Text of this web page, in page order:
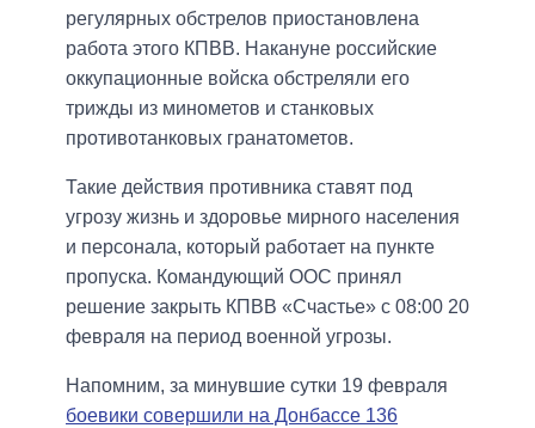
регулярных обстрелов приостановлена
работа этого КПВВ. Накануне российские
оккупационные войска обстреляли его
трижды из минометов и станковых
противотанковых гранатометов.
Такие действия противника ставят под
угрозу жизнь и здоровье мирного населения
и персонала, который работает на пункте
пропуска. Командующий ООС принял
решение закрыть КПВВ «Счастье» с 08:00 20
февраля на период военной угрозы.
Напомним, за минувшие сутки 19 февраля
боевики совершили на Донбассе 136